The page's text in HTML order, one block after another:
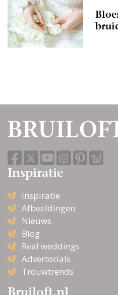
Inspiratie
Inspiratie
Afbeeldingen
Nieuws
Blog
Real weddings
Advertorials
Trouwtrends